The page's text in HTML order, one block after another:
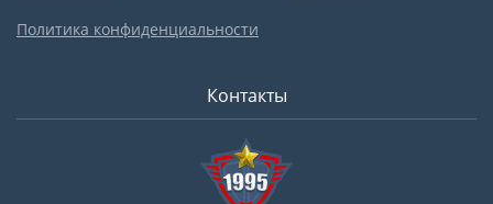
Политика конфиденциальности
Контакты